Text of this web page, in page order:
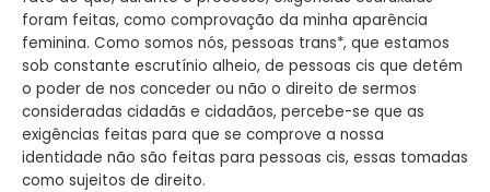
foram feitas, como comprovação da minha aparência
feminina. Como somos nós, pessoas trans*, que estamos
sob constante escrutínio alheio, de pessoas cis que detém
o poder de nos conceder ou não o direito de sermos
consideradas cidadãs e cidadãos, percebe-se que as
exigências feitas para que se comprove a nossa
identidade não são feitas para pessoas cis, essas tomadas
como sujeitos de direito.